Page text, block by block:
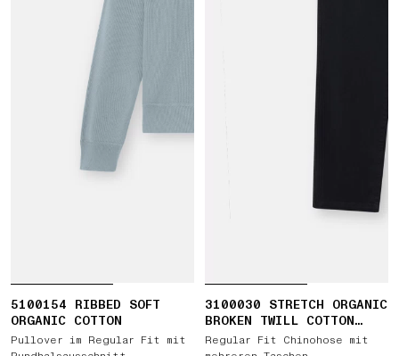
5100154 RIBBED SOFT
ORGANIC COTTON
Pullover im Regular Fit mit
3100030 STRETCH ORGANIC
BROKEN TWILL COTTON
'OLD' EFFECT
Regular Fit Chinohose mit